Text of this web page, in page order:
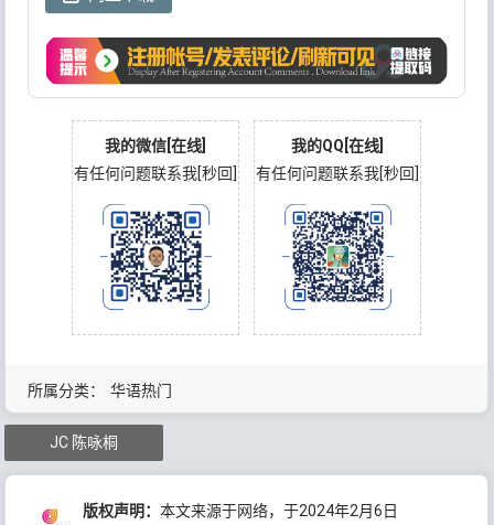
所属分类： 华语热门
我的微信[在线]
有任何问题联系我[秒回]
我的QQ[在线]
有任何问题联系我[秒回]
JC 陈咏桐
版权声明：本文来源于网络，于2024年2月6日